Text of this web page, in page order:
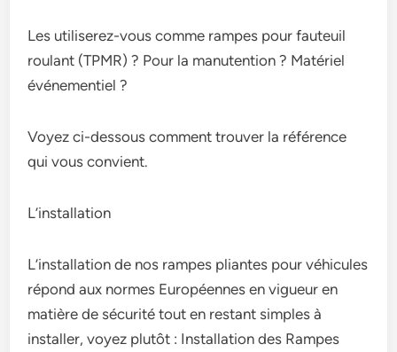
Les utiliserez-vous comme rampes pour fauteuil
roulant (TPMR) ? Pour la manutention ? Matériel
événementiel ?
Voyez ci-dessous comment trouver la référence
qui vous convient.
L’installation
L’installation de nos rampes pliantes pour véhicules
répond aux normes Européennes en vigueur en
matière de sécurité tout en restant simples à
installer, voyez plutôt : Installation des Rampes